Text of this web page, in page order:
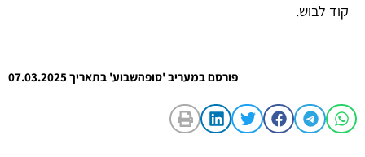
קוד לבוש.
פורסם במעריב 'סופהשבוע' בתאריך 07.03.2025